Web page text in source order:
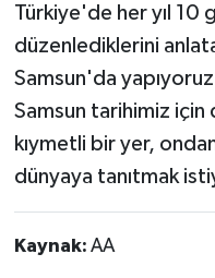
Türkiye'de her yıl 10
düzenlediklerini
Samsun'da
Samsun tarihimiz için
kıymetli bir yer,
dünyaya tanıtmak
Kaynak: AA